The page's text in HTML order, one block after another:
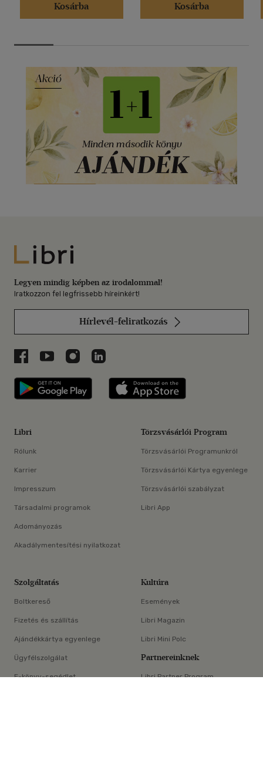
Kosárba
Kosárba
×
Libri
Legyen mindig képben az irodalommal!
Iratkozzon fel legfrissebb híreinkért!
Hírlevél-feliratkozás
Libri a Facebookon
Libri a Youtube-on
Libri az Instagramon
Libri a LinkedInen
Libri applikáció Szerezd meg: Google
Libri
Rólunk
Karrier
Impresszum
Társadalmi programok
Adományozás
Akadálymentesítési nyilatkozat
Törzsvásárlói Program
Törzsvásárlói Programunkról
Törzsvásárlói Kártya egyenlege
Törzsvásárlói szabályzat
Libri App
Szolgáltatás
Boltkereső
Fizetés és szállítás
Ajándékkártya egyenlege
Ügyfélszolgálat
E-könyv-segédlet
Kultúra
Események
Libri Magazin
Libri Mini Polc
Partnereinknek
Libri Partner Program